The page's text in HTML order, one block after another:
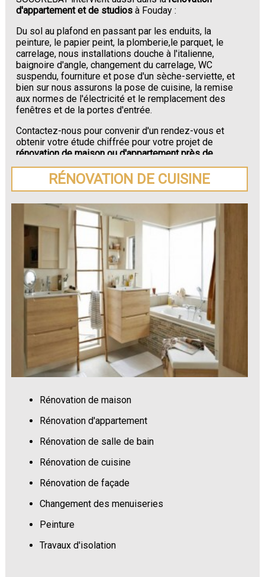
d'appartement et de studios à Fouday :
Du sol au plafond en passant par les enduits, la
peinture, le papier peint, la plomberie,le parquet, le
carrelage, nous installations douche à l'italienne,
baignoire d'angle, changement du carrelage, WC
suspendu, fourniture et pose d'un sèche-serviette, et
bien sur nous assurons la pose de cuisine, la remise
aux normes de l'électricité et le remplacement des
fenêtres et de la portes d'entrée.
Contactez-nous pour convenir d'un rendez-vous et
obtenir votre étude chiffrée pour votre projet de
rénovation de maison ou d'appartement près de
Fouday.
RÉNOVATION DE CUISINE
Rénovation de maison
Rénovation d'appartement
Rénovation de salle de bain
Rénovation de cuisine
Rénovation de façade
Changement des menuiseries
Peinture
Travaux d'isolation